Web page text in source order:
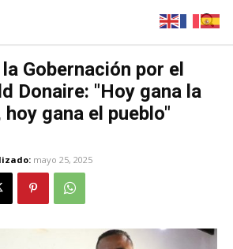
Gobernación por el
Donaire: "Hoy gana la
gana el pueblo"
mayo 25, 2025